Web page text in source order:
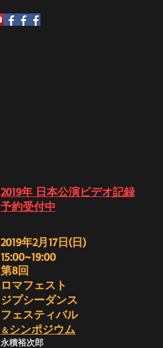
2019年 日本公演ビデオ記録
予約受付中
2019年2月17日(日)
15:00~19:00
第8回
ロマフェスト
ジプシーダンス
フェスティバル
＆ シンポジウム
永積裕次郎